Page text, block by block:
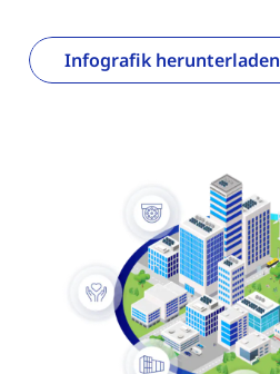
Infografik herunterladen